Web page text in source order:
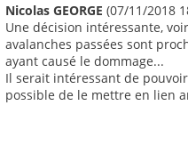
Nicolas GEORGE (07/11/2018
Une décision intéressante,
avalanches passées sont
ayant causé le dommage...
Il serait intéressant de
possible de le mettre en lien